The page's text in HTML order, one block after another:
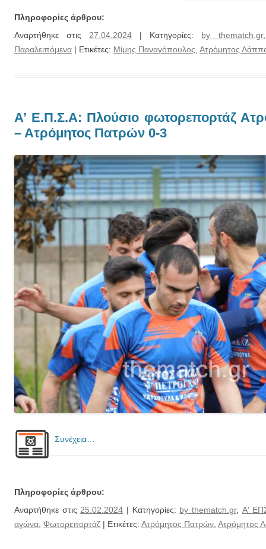
Πληροφορίες άρθρου:
Αναρτήθηκε στις27.04.2024 | Κατηγορίες: by thematch.gr
Παραλειπόμενα | Ετικέτες: Μίμης Παναγόπουλος, Ατρόμητος
Α’ Ε.Π.Σ.Α: Πλούσιο φωτορεπορτάζ
– Ατρόμητος Πατρών 0-3
Συνέχεια…
Πληροφορίες άρθρου:
Αναρτήθηκε στις 25.02.2024 | Κατηγορίες: by thematch.gr, Α'
αγώνα Φωτορεπορτάζ | Ετικέτες: Ατρόμητος Πατρών Ατρόμητος